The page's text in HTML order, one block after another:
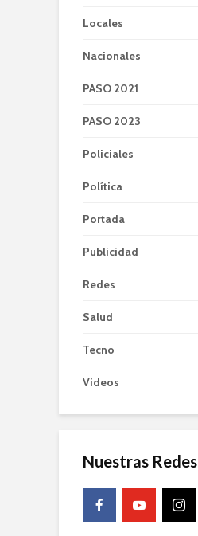
Locales
Nacionales
PASO 2021
PASO 2023
Policiales
Política
Portada
Publicidad
Redes
Salud
Tecno
Videos
Nuestras Redes